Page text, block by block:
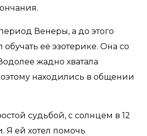
Венеры, а до этого
обучать её эзотерике. Она со
жадно хватала
находились в общении
судьбой, с солнцем в 12
Я ей хотел помочь